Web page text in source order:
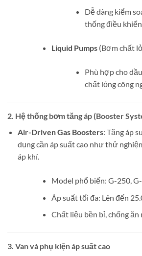
Dễ dàng kiểm
thống điều
Liquid Pumps(Bơm chất
Phù hợp cho
chất lỏng công
2. Hệ thống bơm tăng áp (Booster
Air-Driven Gas Boosters: Tăng áp
dụng cần áp suất cao như thử
áp khí.
Model phổ biến: G-250,
Áp suất tối đa: Lên đến
Chất liệu bền bỉ, chống ăn
3. Van và phụ kiện áp suất cao